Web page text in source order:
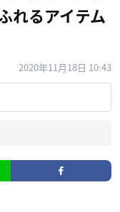
れるアイテム
2020年11月18日 10:43